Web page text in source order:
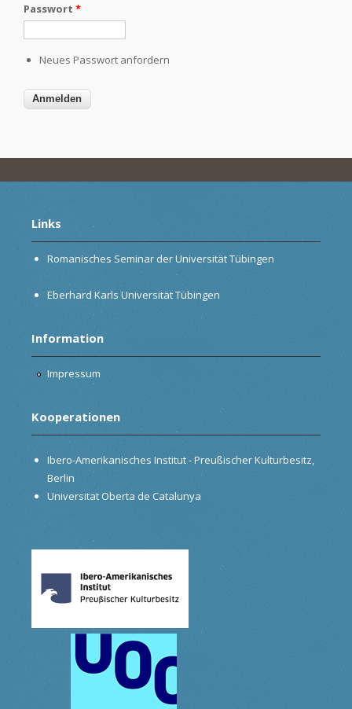
Passwort *
Neues Passwort anfordern
Links
Romanisches Seminar der Universität Tübingen
Eberhard Karls Universität Tübingen
Information
Impressum
Kooperationen
Ibero-Amerikanisches Institut - Preußischer Kulturbesitz,
Berlin
Universitat Oberta de Catalunya